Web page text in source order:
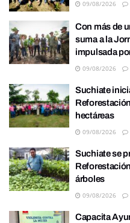
09/08/2026
Con más de
suma a la
impulsada
09/08/2026
Suchiate
hectáreas
09/08/2026
Suchiate se
árboles
09/08/2026
Capacita